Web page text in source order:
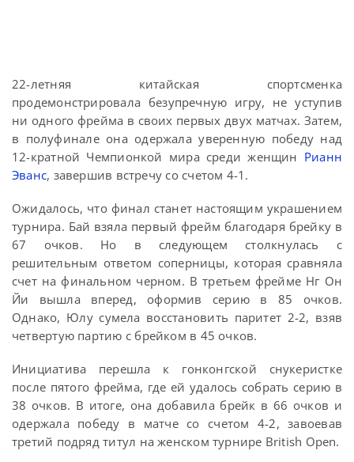
22-летняя китайская спортсменка
продемонстрировала безупречную игру, не уступив
ни одного фрейма в своих первых двух матчах. Затем,
в полуфинале она одержала уверенную победу над
12-кратной Чемпионкой мира среди женщин Рианн
Эванс, завершив встречу со счетом 4-1.
Ожидалось, что финал станет настоящим украшением
турнира. Бай взяла первый фрейм благодаря брейку в
67 очков. Но в следующем столкнулась с
решительным ответом соперницы, которая сравняла
счет на финальном черном. В третьем фрейме Нг Он
Йи вышла вперед, оформив серию в 85 очков.
Однако, Юлу сумела восстановить паритет 2-2, взяв
четвертую партию с брейком в 45 очков.
Инициатива перешла к гонконгской снукеристке
после пятого фрейма, где ей удалось собрать серию в
38 очков. В итоге, она добавила брейк в 66 очков и
одержала победу в матче со счетом 4-2, завоевав
третий подряд титул на женском турнире British Open.